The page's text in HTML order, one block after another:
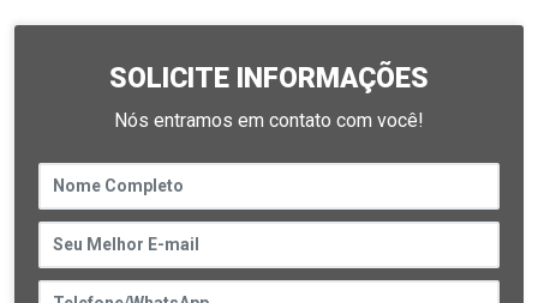
SOLICITE INFORMAÇÕES
Nós entramos em contato com você!